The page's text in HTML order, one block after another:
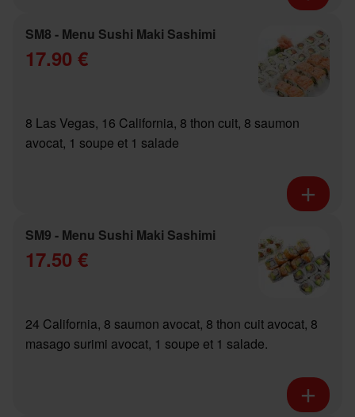
SM8 - Menu Sushi Maki Sashimi
17.90 €
8 Las Vegas, 16 California, 8 thon cuit, 8 saumon
avocat, 1 soupe et 1 salade
SM9 - Menu Sushi Maki Sashimi
17.50 €
24 California, 8 saumon avocat, 8 thon cuit avocat, 8
masago surimi avocat, 1 soupe et 1 salade.